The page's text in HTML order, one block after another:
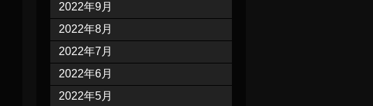
2022年9月
2022年8月
2022年7月
2022年6月
2022年5月